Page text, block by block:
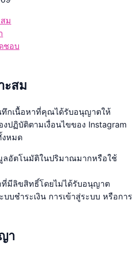
ม
ชอบ
ะสม
ทึกเนื้อหาที่คุณได้รับอนุญาตให้
ปฏิบัติตามเงื่อนไขของ Instagram
งหมด
ลอัตโนมัติในปริมาณมากหรือใช้
ที่มีลิขสิทธิ์โดยไม่ได้รับอนุญาต
บชำระเงิน การเข้าสู่ระบบ หรือการ
า